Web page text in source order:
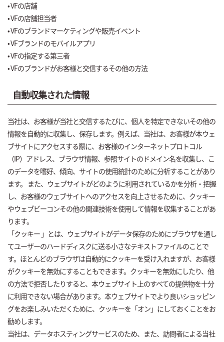
• VFの店舗
• VFの店舗担当者
• VFのブランドマーケティングや販売イベント
• VFブランドのモバイルアプリ
• VFの指定する第三者
• VFのブランドがお客様と交信するその他の方法
自動収集された情報
当社は、お客様が当社と交信するたびに、個人を特定できないその他の
情報を自動的に収集し、保存します。例えば、当社は、お客様が本ウェ
ブサイトにアクセスする際に、お客様のインターネットプロトコル
（IP）アドレス、ブラウザ情報、参照サイトのドメイン名を収集し、こ
のデータを嗜好、傾向、サイトの使用統計のために分析することがあり
ます。 また、ウェブサイトがどのように利用されているかを分析・把握
し、お客様のウェブサイトへのアクセスを向上させるために、クッキー
やウェブビーコンその他の関連技術を使用して情報を収集することがあ
ります。
「クッキー 」とは、ウェブサイトがデータ保存のためにブラウザを通し
てユーザーのハードディスクに送る小さなテキストファイルのことで
す。ほとんどのブラウザは自動的にクッキーを受け入れますが、お客様
がクッキーを無効にすることもできます。クッキーを無効にしたり、他
の方法で拒否したりすると、本ウェブサイト上のすべての提供物を十分
に利用できない場合があります。本ウェブサイトでより良いショッピン
グをお楽しみいただくために、クッキーを「オン」にしておくことをお
勧めします。
当社は、データホスティングサービスのため、また、訪問者による当社